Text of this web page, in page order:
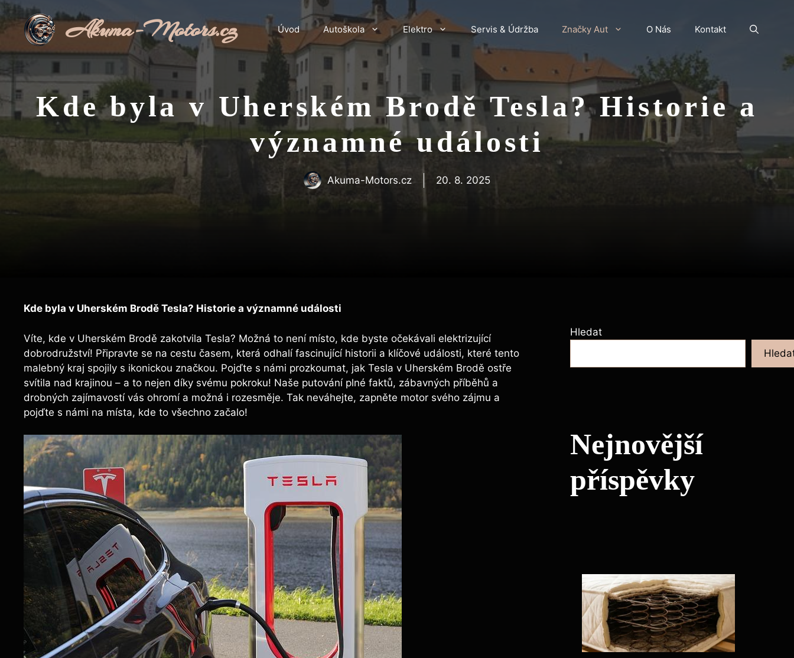
Přeskočit
na
obsah
Akuma-Motors.cz Úvod Autoškola Elektro Servis & Údržba Značky Aut O Nás Kontakt
Kde byla v Uherském Brodě Tesla? Historie a
významné události
Akuma-Motors.cz 20. 8. 2025
Kde byla v Uherském Brodě Tesla? Historie a významné události
Víte, kde v Uherském Brodě zakotvila Tesla? Možná to není místo, kde byste očekávali elektrizující
dobrodružství! Připravte se na cestu časem, která odhalí fascinující historii a klíčové události, které tento
malebný kraj spojily s ikonickou značkou. Pojďte s námi prozkoumat, jak Tesla v Uherském Brodě ostře
svítila nad krajinou – a to nejen díky svému pokroku! Naše putování plné faktů, zábavných příběhů a
drobných zajímavostí vás ohromí a možná i rozesměje. Tak neváhejte, zapněte motor svého zájmu a
pojďte s námi na místa, kde to všechno začalo!
Hledat
Nejnovější
příspěvky